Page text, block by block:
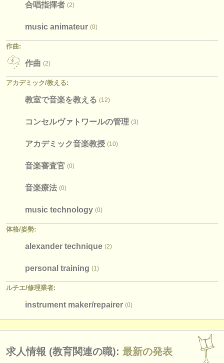
合唱指揮者 (2)
music animateur (0)
作曲:
作曲 (2)
アカデミック/教える:
教室で音楽を教える (12)
コンセルヴァトワールの管理 (3)
アカデミック音楽教授 (10)
音楽審査官 (0)
音楽療法 (0)
music technology (0)
体格/姿勢:
alexander technique (2)
personal training (1)
ルチエ/修理業者:
instrument maker/repairer (0)
求人情報 (教育関連の職): 最新の発表